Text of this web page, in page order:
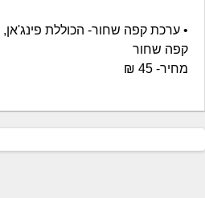
קפה שחור
מחיר- 45 ₪